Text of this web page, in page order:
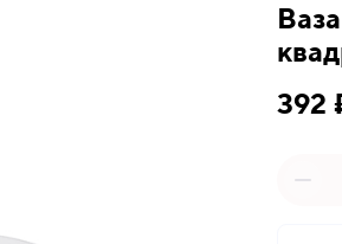
392